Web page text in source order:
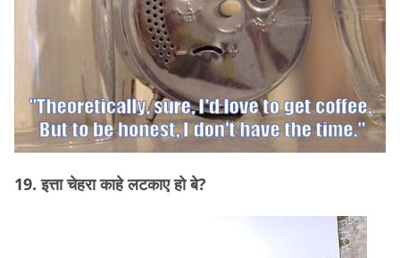
19. इत्ता चेहरा काहे लटकाए हो बे?